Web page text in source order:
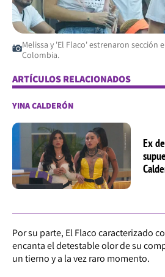
Melissa y 'El Flaco' estrenaron sección
Colombia.
ARTÍCULOS RELACIONADOS
YINA CALDERÓN
Ex
Por su parte, El Flaco caracterizado
encanta el detestable olor de su
un tierno y a la vez raro momento.